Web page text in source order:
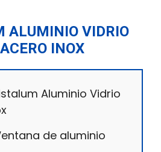
ALUMINIO VIDRIO
INOX
Aluminio Vidrio
de aluminio